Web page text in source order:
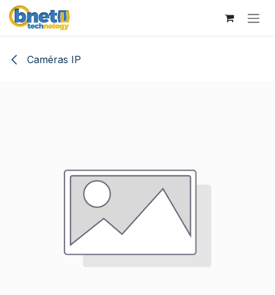
Se rendre au contenu
Caméras IP